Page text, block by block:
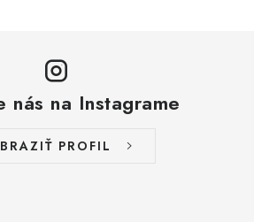
nás na Instagrame
PROFIL